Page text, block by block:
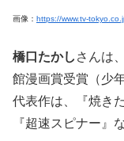
画像： https://www.tv-
橋口たかし さんは
館漫画賞受賞（少
代表作は、『焼き
『超速スピナー』